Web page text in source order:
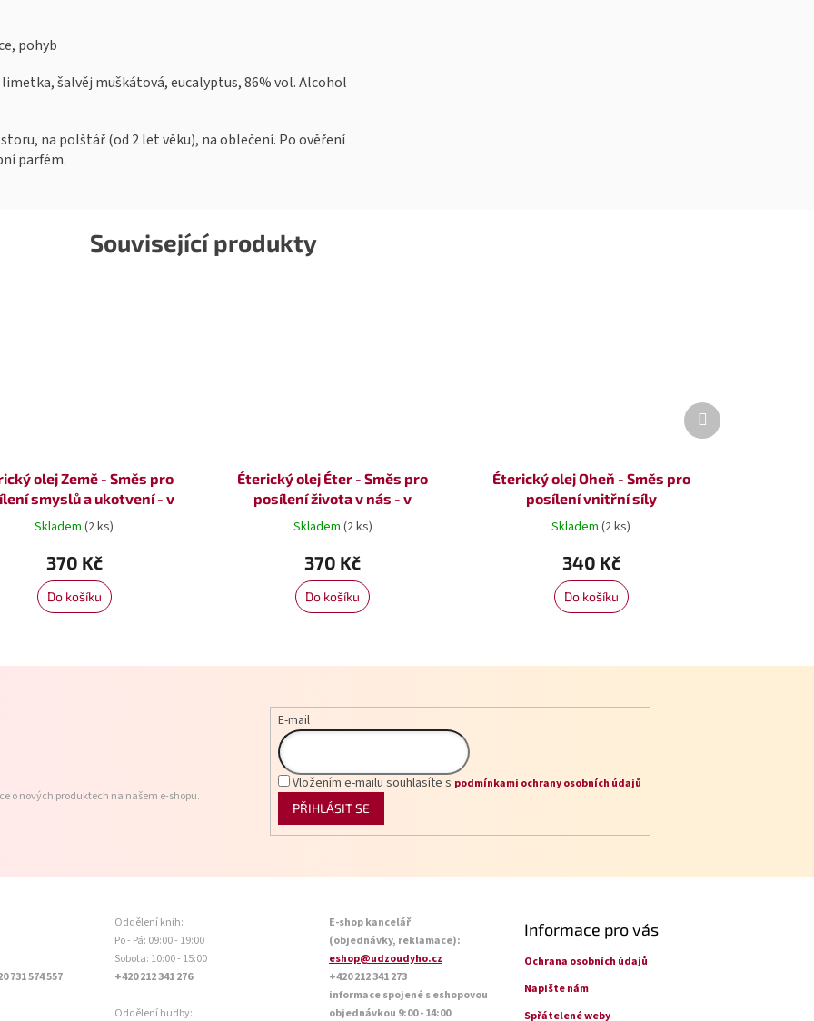
Související produkty
olej Země - Směs pro
smyslů a ukotvení - v
rozprašovači
Skladem(2 ks)
370 Kč
Do košíku
Éterický olej Éter - Směs pro
posílení života v nás - v
rozprašovači
Skladem (2 ks)
370 Kč
Do košíku
Éterický olej Oheň - Směs pro
posílení vnitřní síly
Skladem(2 ks)
340 Kč
Do košíku
Další
produkt
pohyb
šalvěj muškátová, eucalyptus, 86% vol. Alcohol
na polštář (od 2 let věku), na oblečení. Po ověření
parfém.
o nových produktech na našem e-shopu.
E-mail
Vložením e-mailu souhlasíte s podmínkami ochrany osobních údajů
PŘIHLÁSIT SE
731 574 557
Oddělení knih:
Po - Pá: 09:00 - 19:00
Sobota: 10:00 - 15:00
+420 212 341 276
Oddělení hudby:
E-shop kancelář
(objednávky, reklamace):
eshop@udzoudyho.cz
+420 212 341 273
informace spojené s eshopovou
objednávkou 9:00 - 14:00
Informace pro vás
Ochrana osobních údajů
Napište nám
Spřátelené weby